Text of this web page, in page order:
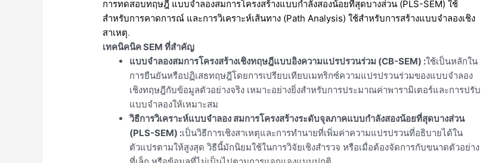
การทดสอบทฤษฎี แบบจำลองสมการโครงสร้างแบบกำลังสองน้อยที่สุดบางส่วน (PLS-SEM) ใช้
สำหรับการคาดการณ์ และการวิเคราะห์เส้นทาง (Path Analysis) ใช้สำหรับการสร้างแบบจำลองเชิง
สาเหตุ.
เทคนิคนิค SEM ที่สำคัญ
แบบจำลองสมการโครงสร้างเชิงทฤษฎีแบบอิงความแปรปรวนร่วม (CB-SEM) :ใช้เป็นหลักใน
การยืนยันหรือปฏิเสธทฤษฎีโดยการเปรียบเทียบเมทริกซ์ความแปรปรวนร่วมของแบบจำลอง
เชิงทฤษฎีกับข้อมูลตัวอย่างจริง เหมาะอย่างยิ่งสำหรับการประมาณค่าพารามิเตอร์และการปรับ
แบบจำลองให้เหมาะสม
วิธีการวิเคราะห์แบบจำลอง สมการโครงสร้างระดับจุลภาคแบบกำลังสองน้อยที่สุดบางส่วน
(PLS-SEM) :เป็นวิธีการเชิงสาเหตุและการทำนายที่เพิ่มค่าความแปรปรวนที่อธิบายได้ใน
ตัวแปรตามให้สูงสุด วิธีนี้มักนิยมใช้ในการวิจัยเชิงสำรวจ หรือเมื่อต้องจัดการกับขนาดตัวอย่าง